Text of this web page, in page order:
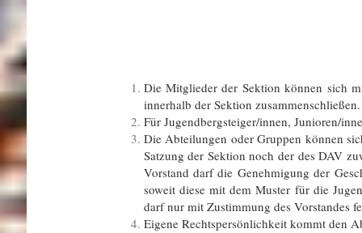
Die Mitglieder der Sektion können sich
innerhalb der Sektion
Für Jugendbergsteiger/innen, Junioren/
Die Abteilungen oder Gruppen können
Satzung der Sektion noch der des DAV
Vorstand darf die Genehmigung der
soweit diese mit dem Muster für die
darf nur mit Zustimmung des Vorstandes
Eigene Rechtspersönlichkeit kommt den